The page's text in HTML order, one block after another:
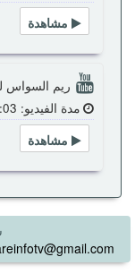
مشاهدة
ريم السواس
مدة الفيديو: 5:03
مشاهدة